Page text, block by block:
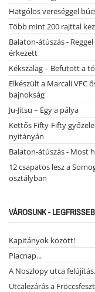
Hatgólos vereséggel
Több mint 200 rajttal
Balaton-átúszás -
érkezett
Kékszalag – Befutott a
Elkészült a Marcali VFC
bajnokság
Ju-Jitsu – Egy a pálya
Kettős Fifty-Fifty
nyitányán
Balaton-átúszás - Most
12 csapatos lesz a
osztályban
VÁROSUNK -
Kapitányok között!
Piacnap...
A Noszlopy utca
Utcalezárás a